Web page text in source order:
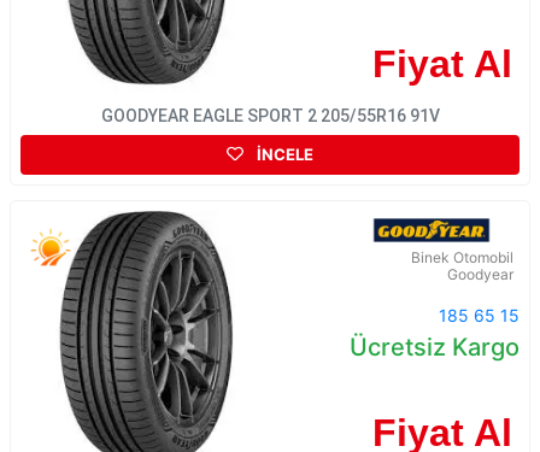
Fiyat Al
GOODYEAR EAGLE SPORT 2 205/55R16 91V
İNCELE
Binek Otomobil
Goodyear
185 65 15
Ücretsiz Kargo
Fiyat Al